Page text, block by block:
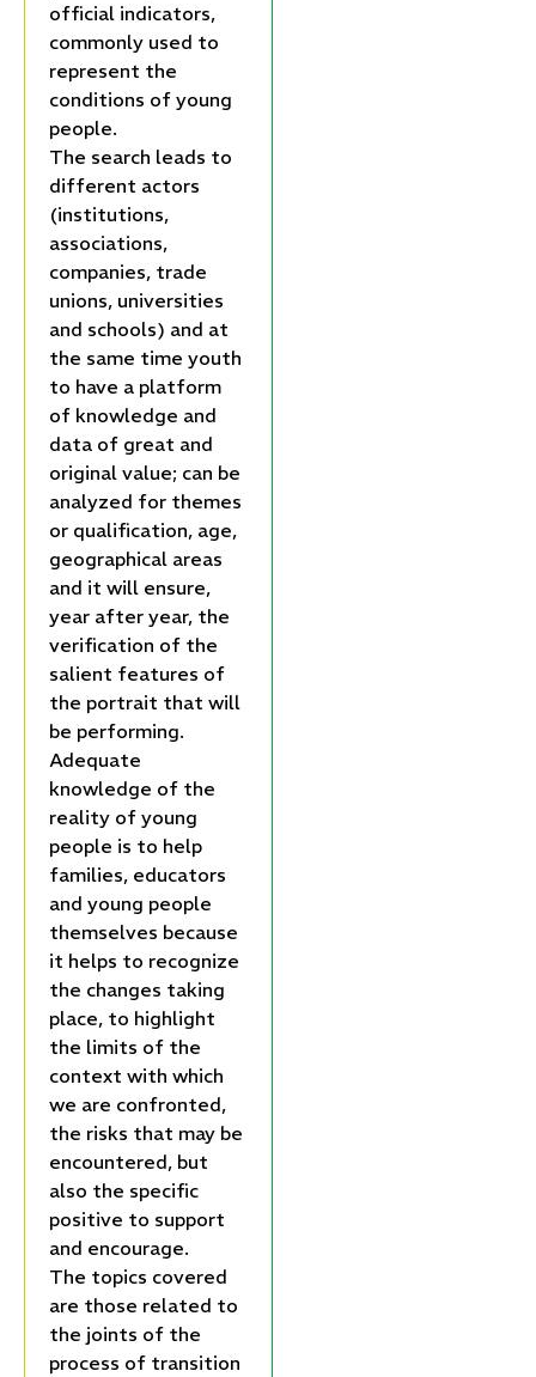
official indicators,
commonly used to
represent the
conditions of young
people.
The search leads to
different actors
(institutions,
associations,
companies, trade
unions, universities
and schools) and at
the same time youth
to have a platform
of knowledge and
data of great and
original value; can be
analyzed for themes
or qualification, age,
geographical areas
and it will ensure,
year after year, the
verification of the
salient features of
the portrait that will
be performing.
Adequate
knowledge of the
reality of young
people is to help
families, educators
and young people
themselves because
it helps to recognize
the changes taking
place, to highlight
the limits of the
context with which
we are confronted,
the risks that may be
encountered, but
also the specific
positive to support
and encourage.
The topics covered
are those related to
the joints of the
process of transition